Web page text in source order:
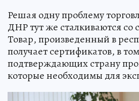
Решая одну проблему
ДНР тут же сталкиваются со
Товар, произведенный в
получает сертификатов, в
подтверждающих страну
которые необходимы для